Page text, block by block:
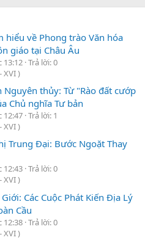
hiểu về Phong trào Văn hóa
giáo tại Châu Âu
13:12 Trả lời: 0
XVI )
thủy: Từ "Rào đất cướp
Chủ nghĩa Tư bản
12:47 Trả lời: 1
XVI )
Trung Đại: Bước Ngoặt Thay
12:43 Trả lời: 0
XVI )
Các Cuộc Phát Kiến Địa Lý
Cầu
12:38 Trả lời: 0
XVI )